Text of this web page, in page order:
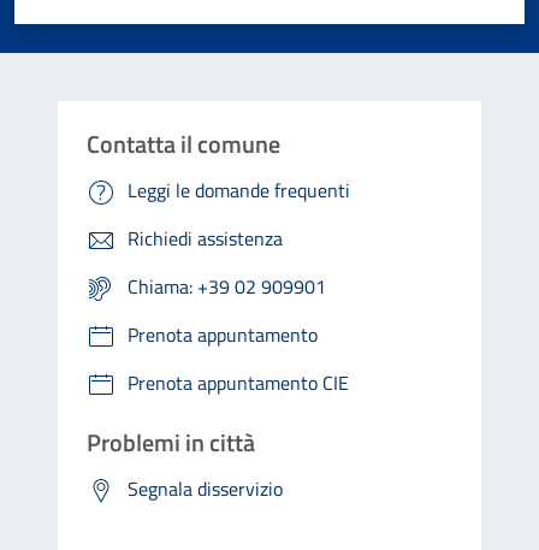
Contatta il comune
Leggi le domande frequenti
Richiedi assistenza
Chiama: +39 02 909901
Prenota appuntamento
Prenota appuntamento CIE
Problemi in città
Segnala disservizio